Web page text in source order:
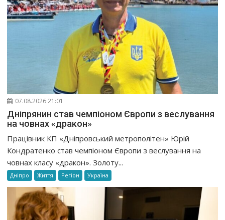
07.08.2026 21:01
Дніпрянин став чемпіоном Європи з веслування
на човнах «дракон»
Працівник КП «Дніпровський метрополітен» Юрій
Кондратенко став чемпіоном Європи з веслування на
човнах класу «дракон». Золоту...
Дніпро Життя Регіон Україна